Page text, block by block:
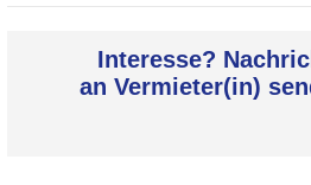
Interesse?
an Vermieter(in)